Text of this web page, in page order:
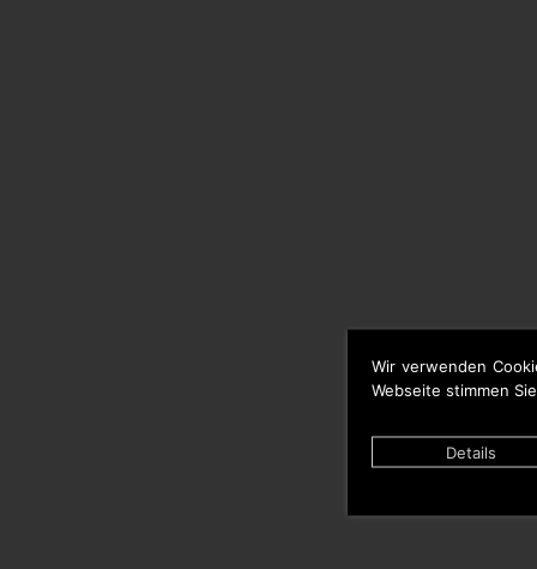
Wir verwenden
Webseite stimmen
Details